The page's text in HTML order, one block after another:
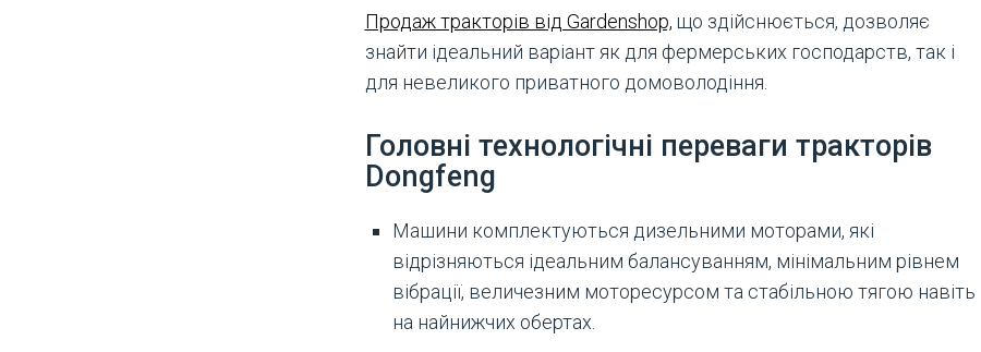
Продаж тракторів від Gardenshop, що здійснюється, дозволяє
знайти ідеальний варіант як для фермерських господарств, так і
для невеликого приватного домоволодіння.
Головні технологічні переваги тракторів
Dongfeng
Машини комплектуються дизельними моторами, які
відрізняються ідеальним балансуванням, мінімальним рівнем
вібрації, величезним моторесурсом та стабільною тягою навіть
на найнижчих обертах.